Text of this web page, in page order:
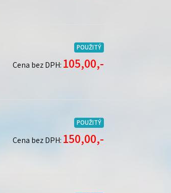
POUŽITÝ
Cena bez DPH: 105,00,-
POUŽITÝ
Cena bez DPH: 150,00,-